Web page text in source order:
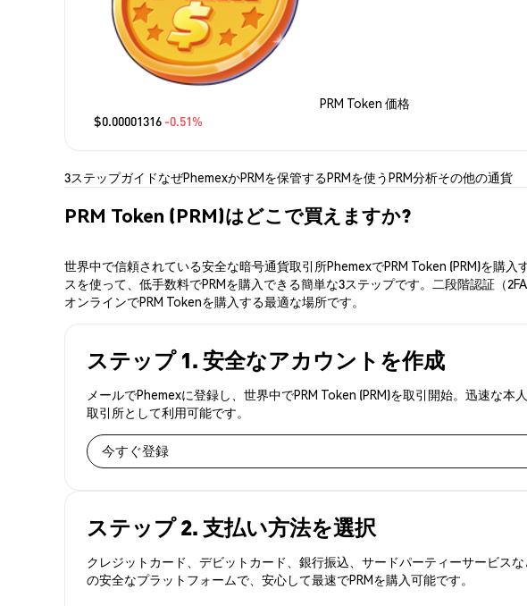
PRM Token 価格
$0.00001316 -0.51%
3ステップガイドなぜPhemexかPRMを保管するPRMを使うPRM分析その他の通貨
PRM Token (PRM)はどこで買えますか?
世界中で信頼されている安全な暗号通貨取引所PhemexでPRM Token (PRM)を購
スを使って、低手数料でPRMを購入できる簡単な3ステップです。二段階認証（
オンラインでPRM Tokenを購入する最適な場所です。
ステップ 1. 安全なアカウントを作成
メールでPhemexに登録し、世界中でPRM Token (PRM)を取引開始。迅速な
取引所として利用可能です。
今すぐ登録
ステップ 2. 支払い方法を選択
クレジットカード、デビットカード、銀行振込、サードパーティーサービス
の安全なプラットフォームで、安心して最速でPRMを購入可能です。